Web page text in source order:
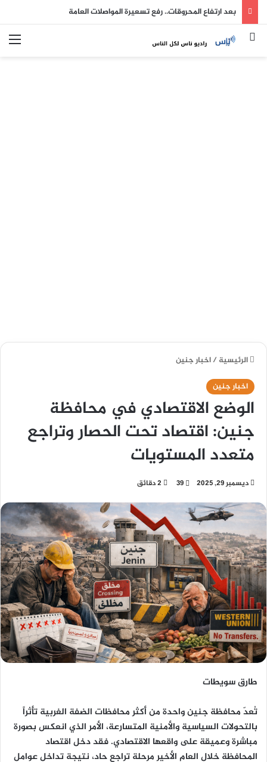
بعد ارتفاع المحروقات.. رفع تسعيرة المواصلات العامة
بحث عن
الرئيسية/اخبار جنين
اخبار جنين
الوضع الاقتصادي في محافظة
جنين: اقتصاد تحت الحصار وتراجع
متعدد المستويات
ديسمبر 29, 2025 39
طارق سويطات
تُعدّ محافظة جنين واحدة من أكثر محافظات الضفة الغربية تأثراً
بالتحولات السياسية والأمنية المتسارعة، الأمر الذي انعكس بصورة
مباشرة وعميقة على واقعها الاقتصادي. فقد دخل اقتصاد
المحافظة خلال العام الأخير مرحلة تراجع حاد، نتيجة تداخل عوامل